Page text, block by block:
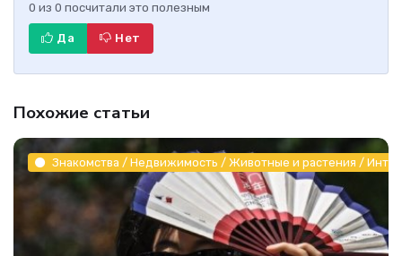
0 из 0 посчитали это полезным
Да Нет
Похожие статьи
Знакомства / Недвижимость / Животные и растения /